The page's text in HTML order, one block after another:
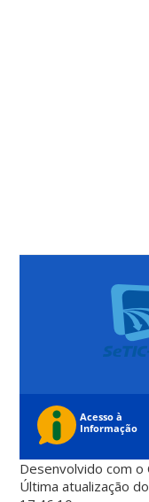
Desenvolvido com
Última atualização